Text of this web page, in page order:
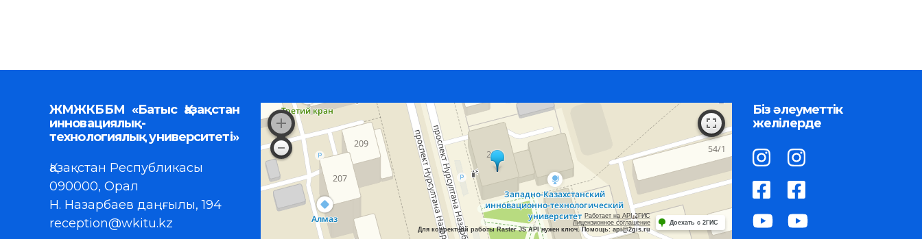
ЖМЖКББМ «Батыс Қазақстан
инновациялық-
технологиялық университеті»
Қазақстан Республикасы
090000, Орал
Н. Назарбаев даңғылы, 194
reception@wkitu.kz
Работает на API 2ГИС
Лицензионное соглашение
Для корректной работы Raster JS API нужен ключ. Помощь: api@2gis.ru
Доехать с 2ГИС
Біз әлеуметтік
желілерде